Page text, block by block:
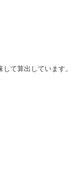
て算出しています。